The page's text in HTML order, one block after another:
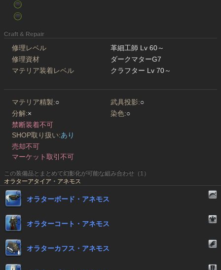
Craft & Repair
修理レベル
革細工師 Lv 60～
修理資材
ダークマターG7
マテリア装着レベル
クラフター Lv 70～
マテリア精製:○ 武具投影:○
分解:× 染色:○
禁断装着不可
SHOP取り扱い:あり
売却不可
マーケット取引不可
この装備品とまとめて幻影化が可能な組み合わせ（1）
オラターアタイア・アネモス
オラターボード・アネモス
オラターコート・アネモス
オラターカフス・アネモス